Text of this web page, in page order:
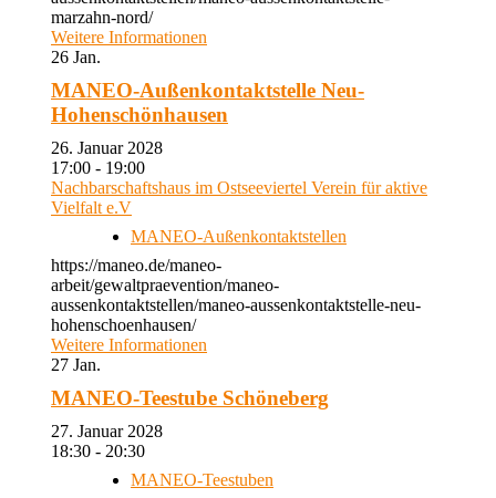
marzahn-nord/
Weitere Informationen
26 Jan.
MANEO-Außenkontaktstelle Neu-
Hohenschönhausen
26. Januar 2028
17:00 - 19:00
Nachbarschaftshaus im Ostseeviertel Verein für aktive
Vielfalt e.V
MANEO-Außenkontaktstellen
https://maneo.de/maneo-
arbeit/gewaltpraevention/maneo-
aussenkontaktstellen/maneo-aussenkontaktstelle-neu-
hohenschoenhausen/
Weitere Informationen
27 Jan.
MANEO-Teestube Schöneberg
27. Januar 2028
18:30 - 20:30
MANEO-Teestuben